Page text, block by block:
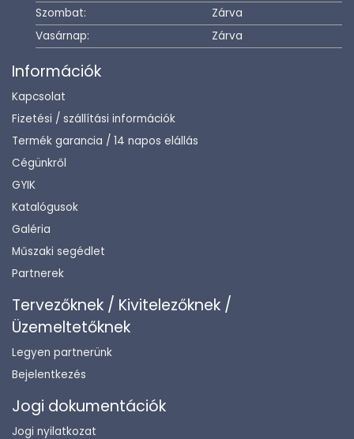
Szombat:
Zárva
Vasárnap:
Zárva
Információk
Kapcsolat
Fizetési / szállítási információk
Termék garancia / 14 napos elállás
Cégünkről
GYIK
Katalógusok
Galéria
Műszaki segédlet
Partnerek
Tervezőknek / Kivitelezőknek /
Üzemeltetőknek
Legyen partnerünk
Bejelentkezés
Jogi dokumentációk
Jogi nyilatkozat